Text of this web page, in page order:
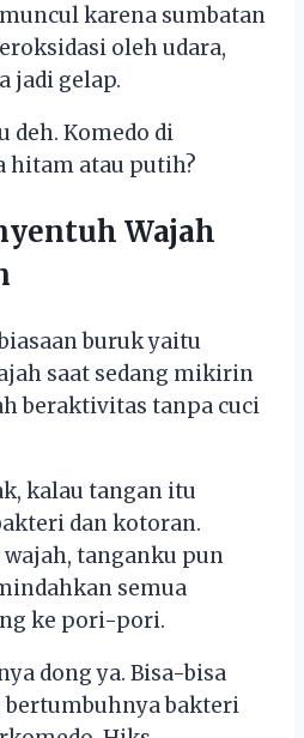
karena sumbatan
oleh udara,
jadi gelap.
deh. Komedo di
hitam atau putih?
Wajah
buruk yaitu
saat sedang mikirin
beraktivitas tanpa cuci
kalau tangan itu
dan kotoran.
tanganku pun
semua
ke pori-pori.
dong ya. Bisa-bisa
bakteri